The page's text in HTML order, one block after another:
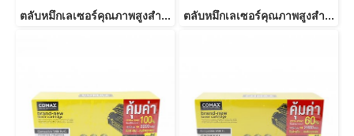
ตลับหมึกเลเซอร์คุณภาพสูงสำหรับ HP และ Canon รุ่น CF279A JUMBO ตลับหมึกเลเซอร์คุณภาพสูงสำหรับ HP และ Canon รุ่น CE278A Canon 126/128/726/728/326/328 JUMBO